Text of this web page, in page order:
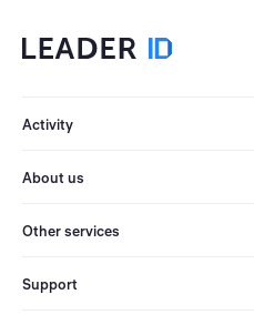
Activity
About us
Other services
Support